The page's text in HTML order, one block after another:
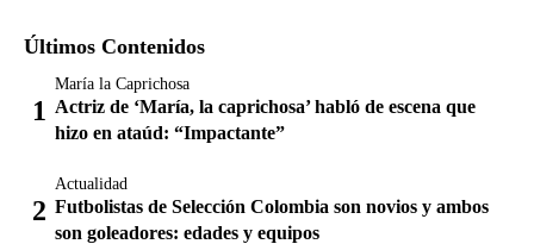
Últimos Contenidos
María la Caprichosa
Actriz de ‘María, la caprichosa’ habló de escena que
hizo en ataúd: “Impactante”
Actualidad
Futbolistas de Selección Colombia son novios y ambos
son goleadores: edades y equipos